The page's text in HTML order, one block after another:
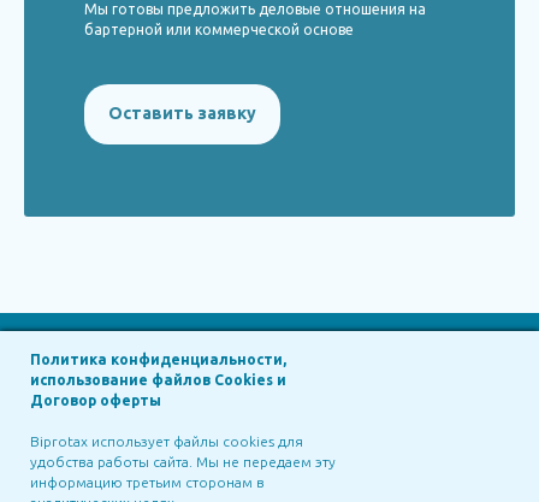
Мы готовы предложить деловые отношения на
бартерной или коммерческой основе
Оставить заявку
Biprotax, LLC
BIPROTAX GROUP ©2025
Siberian Technologies
Политика конфиденциальности,
использование файлов Cookies и
Договор оферты
Biprotax использует файлы cookies для
удобства работы сайта. Мы не передаем эту
информацию третьим сторонам в